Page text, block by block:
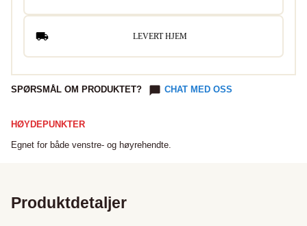
LEVERT HJEM
SPØRSMÅL OM PRODUKTET? CHAT MED OSS
HØYDEPUNKTER
Egnet for både venstre- og høyrehendte.
Produktdetaljer